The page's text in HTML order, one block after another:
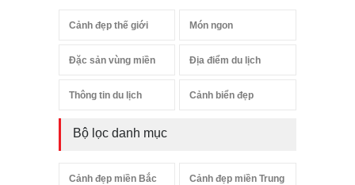
Cảnh đẹp thế giới Món ngon
Đặc sản vùng miền Địa điểm du lịch
Thông tin du lịch Cảnh biển đẹp
Bộ lọc danh mục
Cảnh đẹp miền Bắc Cảnh đẹp miền Trung